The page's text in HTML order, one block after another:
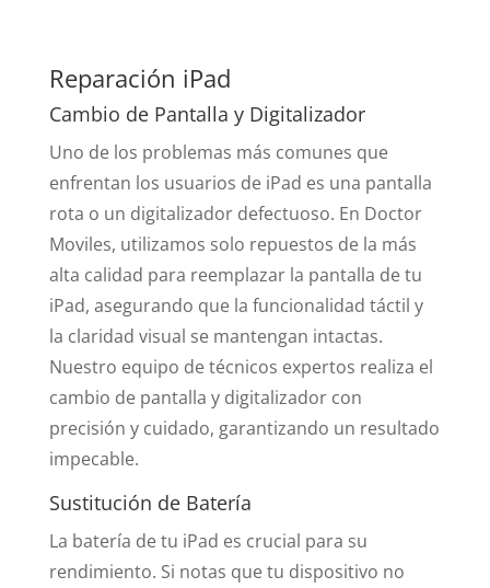
Reparación iPad
Cambio de Pantalla y Digitalizador
Uno de los problemas más comunes que
enfrentan los usuarios de iPad es una pantalla
rota o un digitalizador defectuoso. En Doctor
Moviles, utilizamos solo repuestos de la más
alta calidad para reemplazar la pantalla de tu
iPad, asegurando que la funcionalidad táctil y
la claridad visual se mantengan intactas.
Nuestro equipo de técnicos expertos realiza el
cambio de pantalla y digitalizador con
precisión y cuidado, garantizando un resultado
impecable.
Sustitución de Batería
La batería de tu iPad es crucial para su
rendimiento. Si notas que tu dispositivo no